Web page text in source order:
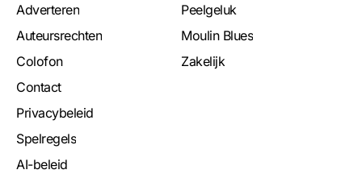
Adverteren
Auteursrechten
Colofon
Contact
Privacybeleid
Spelregels
AI-beleid
Peelgeluk
Moulin Blues
Zakelijk